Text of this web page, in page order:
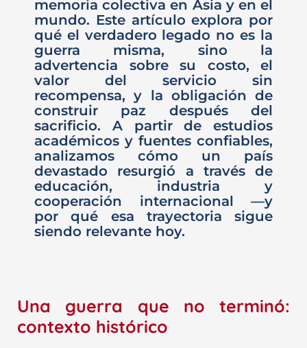
memoria colectiva en Asia y en el
mundo. Este artículo explora por
qué el verdadero legado no es la
guerra misma, sino la
advertencia sobre su costo, el
valor del servicio sin
recompensa, y la obligación de
construir paz después del
sacrificio. A partir de estudios
académicos y fuentes confiables,
analizamos cómo un país
devastado resurgió a través de
educación, industria y
cooperación internacional —y
por qué esa trayectoria sigue
siendo relevante hoy.
Una guerra que no terminó:
contexto histórico